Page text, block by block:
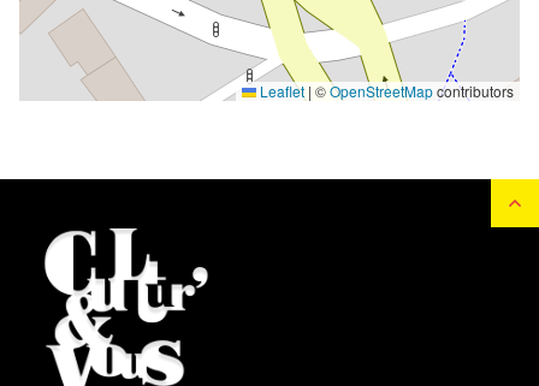
Leaflet | ©OpenStreetMapcontributors